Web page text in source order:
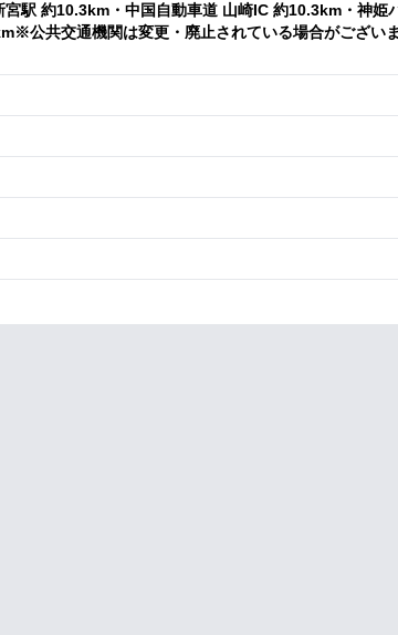
宮駅 約10.3km・中国自動車道 山崎IC 約10.3km・神姫
公共交通機関は変更・廃止されている場合がござい